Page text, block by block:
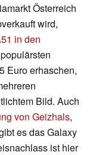
Österreich
wird,
in den
Euro erhaschen,
Bild. Auch
von Geizhals,
es das Galaxy
ist hier